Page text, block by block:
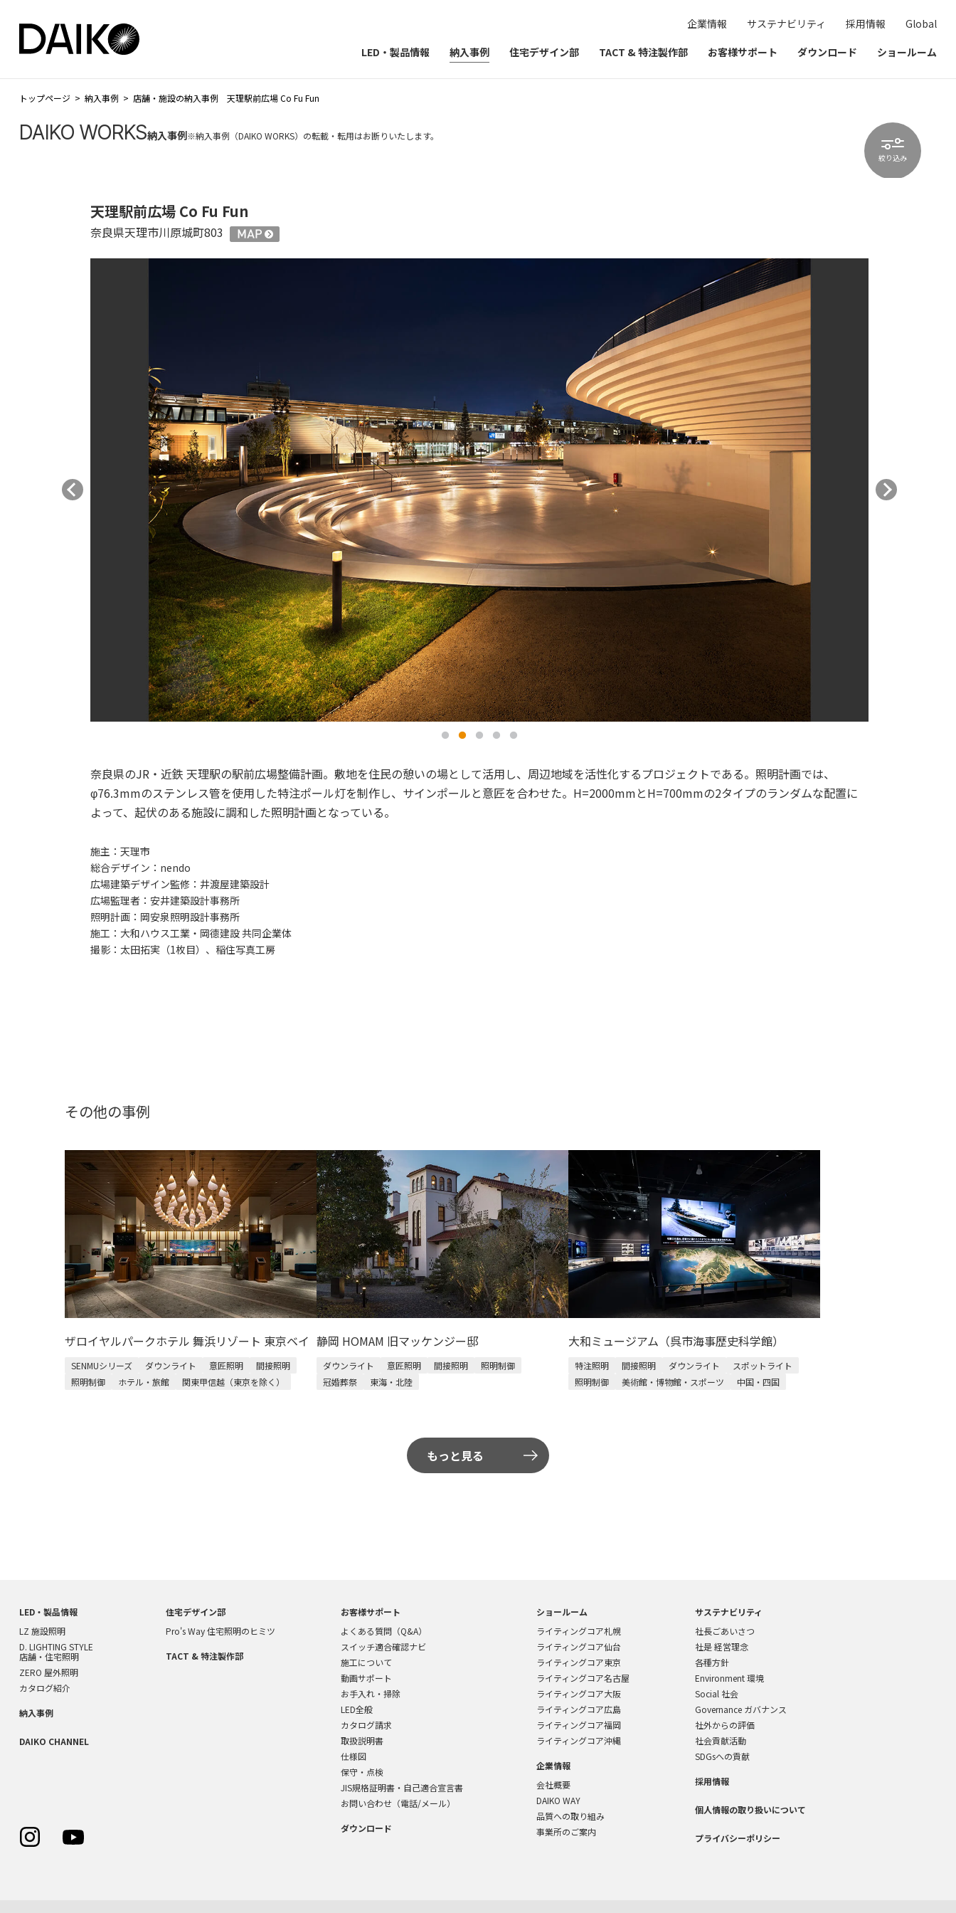
企業情報 サステナビリティ 採用情報
Global
LED・製品情報
納入事例 住宅デザイン部 TACT & 特注製作部 お客様サポート ダウンロード ショールーム
トップページ 納入事例 店舗・施設の納入事例 天理駅前広場 Co Fu Fun
DAIKO WORKS納入事例※納入事例（DAIKO WORKS）の転載・転用はお断りいたします。
絞り込み
天理駅前広場 Co Fu Fun
奈良県天理市川原城町803
奈良県のJR・近鉄 天理駅の駅前広場整備計画。敷地を住民の憩いの場として活用し、周辺地域を活性化するプロジェクトである。照明計画では、
φ76.3mmのステンレス管を使用した特注ポール灯を制作し、サインポールと意匠を合わせた。H=2000mmとH=700mmの2タイプのランダムな配置に
よって、起伏のある施設に調和した照明計画となっている。
施主： 天理市
総合デザイン： nendo
広場建築デザイン監修： 井渡屋建築設計
広場監理者： 安井建築設計事務所
照明計画： 岡安泉照明設計事務所
施工： 大和ハウス工業・岡德建設 共同企業体
撮影： 太田拓実（1枚目）、稲住写真工房
その他の事例
ザロイヤルパークホテル 舞浜リゾート 東京ベイ
SENMUシリーズ ダウンライト 意匠照明
間接照明
照明制御
ホテル・旅館 関東甲信越（東京を除く）
静岡 HOMAM 旧マッケンジー邸
ダウンライト 意匠照明 間接照明
照明制御
冠婚葬祭
東海・北陸
大和ミュージアム（呉市海事歴史科学館）
特注照明 間接照明 ダウンライト
スポットライト
照明制御
美術館・博物館・スポーツ 中国・四国
もっと見る
LED・製品情報
LZ 施設照明
D. LIGHTING STYLE
店舗・住宅照明
ZERO 屋外照明
カタログ紹介
納入事例
DAIKO CHANNEL
住宅デザイン部
Pro's Way 住宅照明のヒミツ
TACT & 特注製作部
お客様サポート
よくある質問（Q&A）
スイッチ適合確認ナビ
施工について
動画サポート
お手入れ・掃除
LED全般
カタログ請求
取扱説明書
仕様図
保守・点検
JIS規格証明書・自己適合宣言書
お問い合わせ（電話/メール）
ダウンロード
ショールーム
ライティングコア札幌
ライティングコア仙台
ライティングコア東京
ライティングコア名古屋
ライティングコア大阪
ライティングコア広島
ライティングコア福岡
ライティングコア沖縄
企業情報
会社概要
DAIKO WAY
品質への取り組み
事業所のご案内
サステナビリティ
社長ごあいさつ
社是 経営理念
各種方針
Environment 環境
Social 社会
Governance ガバナンス
社外からの評価
社会貢献活動
SDGsへの貢献
採用情報
個人情報の取り扱いについて
プライバシーポリシー